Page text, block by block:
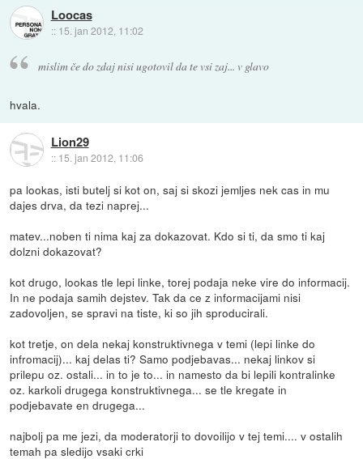
Loocas
:: 15. jan 2012, 11:02
mislim če do zdaj nisi ugotovil da te vsi zaj... v glavo
hvala.
Lion29
:: 15. jan 2012, 11:06
pa lookas, isti butelj si kot on, saj si skozi jemljes nek cas in mu
dajes drva, da tezi naprej...
matev...noben ti nima kaj za dokazovat. Kdo si ti, da smo ti kaj
dolzni dokazovat?
kot drugo, lookas tle lepi linke, torej podaja neke vire do informacij.
In ne podaja samih dejstev. Tak da ce z informacijami nisi
zadovoljen, se spravi na tiste, ki so jih sproducirali.
kot tretje, on dela nekaj konstruktivnega v temi (lepi linke do
infromacij)... kaj delas ti? Samo podjebavas... nekaj linkov si
prilepu oz. ostali... in to je to... in namesto da bi lepili kontralinke
oz. karkoli drugega konstruktivnega... se tle kregate in
podjebavate en drugega...
najbolj pa me jezi, da moderatorji to dovoilijo v tej temi.... v ostalih
temah pa sledijo vsaki crki